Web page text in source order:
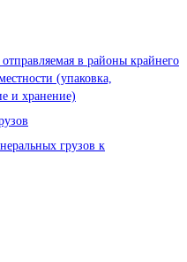
в районы крайнего
(упаковка,
и хранение)
грузов к